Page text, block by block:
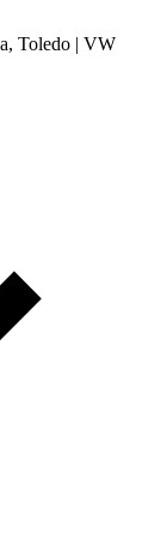
Toledo | VW